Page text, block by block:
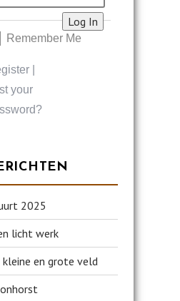
Remember Me
your
2025
licht werk
kleine en grote veld